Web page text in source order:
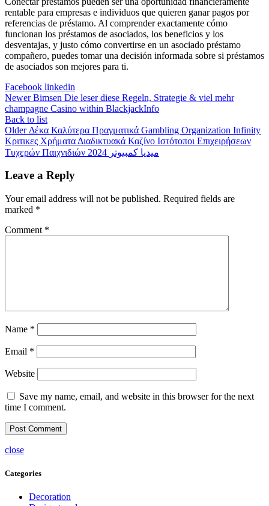
rentable para empresas e individuos que quieren ganar pagos por
referencias de préstamo. Al comprender exactamente cómo
funcionan los préstamos de asociados, los beneficios y los
desventajas, y justo cómo convertirse en un asociado préstamo
compañero, puedes tomar una decisión informada sobre si préstamos
de asociados son mejores para ti.
Facebook linkedin
Newer Bimsen Die leser diese Regeln, Strategie & viel mehr
champagne Casino within BlackjackInfo
Back to list
Older Δέκα Καλύτερα Πραγματικά Gambling Organization Infinity
Κριτικες Χρήματα Διαδικτυακά Καζίνο Ιστότοποι Επιχειρήσεων
Τυχερών Παιχνιδιών 2024 ميديا كمبيوتر
Leave a Reply
Your email address will not be published. Required fields are
marked *
Comment *
Name *
Email *
Website
Save my name, email, and website in this browser for the next
time I comment.
close
Categories
Decoration